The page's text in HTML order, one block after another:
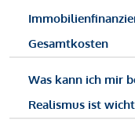
Gesamtkosten
Was kann ich mir
Realismus ist